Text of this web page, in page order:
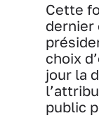
Cette
dernier
choix
jour la
public